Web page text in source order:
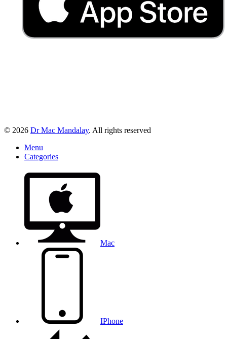
© 2026 Dr Mac Mandalay. All rights reserved
Menu
Categories
Mac
IPhone